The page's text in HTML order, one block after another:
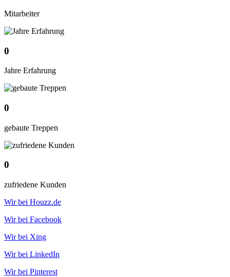
Mitarbeiter
0
Jahre Erfahrung
0
gebaute Treppen
0
zufriedene Kunden
Wir bei Houzz.de
Wir bei Facebook
Wir bei Xing
Wir bei LinkedIn
Wir bei Pinterest